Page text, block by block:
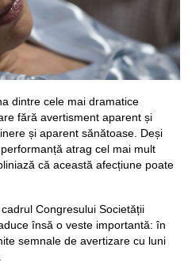
dintre cele mai dramatice
fără avertisment aparent și
și aparent sănătoase. Deși
atrag cel mai mult
că această afecțiune poate
Congresului Societății
însă o veste importantă: în
semnale de avertizare cu luni